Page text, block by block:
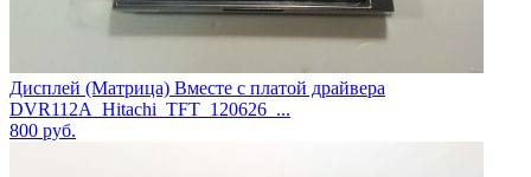
Дисплей (Матрица) Вместе с платой драйвера
DVR112A_Hitachi_TFT_120626_...
800 руб.